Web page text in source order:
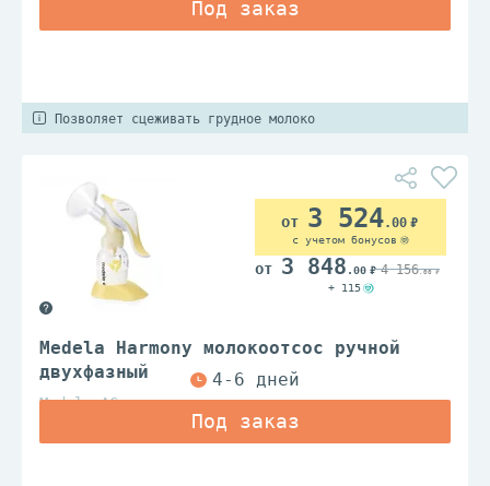
Позволяет сцеживать грудное молоко
Medela Harmony молокоотсос ручной
двухфазный
Medela AG
3 524.00
с учетом бонусов
3 848 .00 4 156.00
+ 115